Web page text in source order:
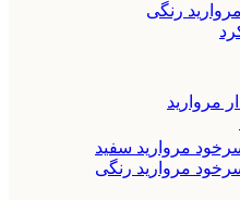
رنگی
مروارید
مروارید سفید
مروارید رنگی